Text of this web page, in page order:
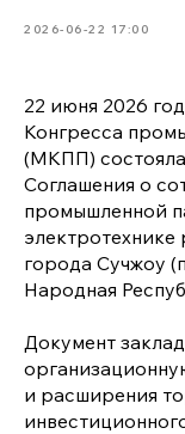
2026-06-22 17:00
22 июня 2026
Конгресса
(МКПП)
Соглашения о
промышленной
электротехнике
города Сучжоу
Народная
Документ
и расширения